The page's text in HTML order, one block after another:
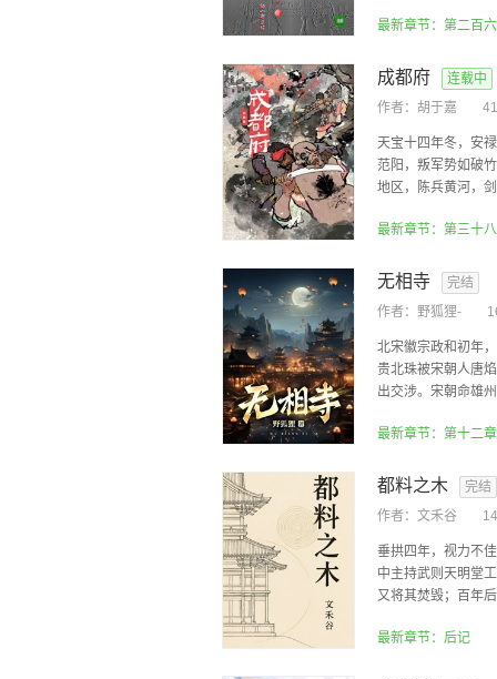
成都府
连载中
作者： 胡于嘉
天宝十四年冬，安
范阳，叛军势如破
地区，陈兵黄河，
最新章节：第三十
无相寺
完结
作者： 野狐狸-
北宋徽宗政和初年
贵北珠被宋朝人唐
出交涉。宋朝命雄
最新章节：第十二
都料之木
完结
作者： 文禾谷
垂拱四年，视力不
中主持武则天明堂
又将其焚毁；百年
最新章节：后记